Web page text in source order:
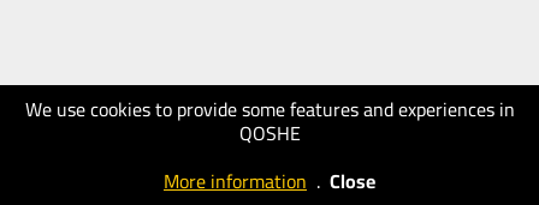
We use cookies to provide some features and experiences in
QOSHE
More information . Close